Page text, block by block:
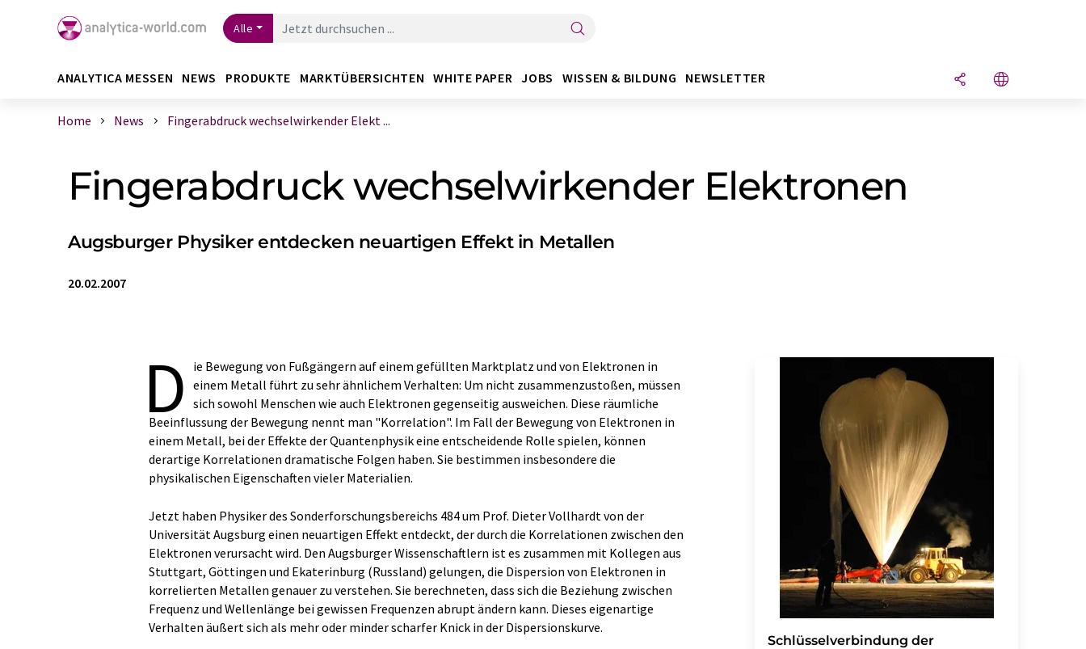
Alle
ANALYTICA MESSEN NEWS PRODUKTE MARKTÜBERSICHTEN WHITE PAPER JOBS WISSEN & BILDUNG NEWSLETTER
Home News Fingerabdruck wechselwirkender Elekt ...
Fingerabdruck wechselwirkender Elektronen
Augsburger Physiker entdecken neuartigen Effekt in Metallen
20.02.2007
D
ie Bewegung von Fußgängern auf einem gefüllten Marktplatz und von Elektronen in
einem Metall führt zu sehr ähnlichem Verhalten: Um nicht zusammenzustoßen, müssen
sich sowohl Menschen wie auch Elektronen gegenseitig ausweichen. Diese räumliche
Beeinflussung der Bewegung nennt man "Korrelation". Im Fall der Bewegung von Elektronen in
einem Metall, bei der Effekte der Quantenphysik eine entscheidende Rolle spielen, können
derartige Korrelationen dramatische Folgen haben. Sie bestimmen insbesondere die
physikalischen Eigenschaften vieler Materialien.
Jetzt haben Physiker des Sonderforschungsbereichs 484 um Prof. Dieter Vollhardt von der
Universität Augsburg einen neuartigen Effekt entdeckt, der durch die Korrelationen zwischen den
Elektronen verursacht wird. Den Augsburger Wissenschaftlern ist es zusammen mit Kollegen aus
Stuttgart, Göttingen und Ekaterinburg (Russland) gelungen, die Dispersion von Elektronen in
korrelierten Metallen genauer zu verstehen. Sie berechneten, dass sich die Beziehung zwischen
Frequenz und Wellenlänge bei gewissen Frequenzen abrupt ändern kann. Dieses eigenartige
Verhalten äußert sich als mehr oder minder scharfer Knick in der Dispersionskurve.
Schlüsselverbindung der